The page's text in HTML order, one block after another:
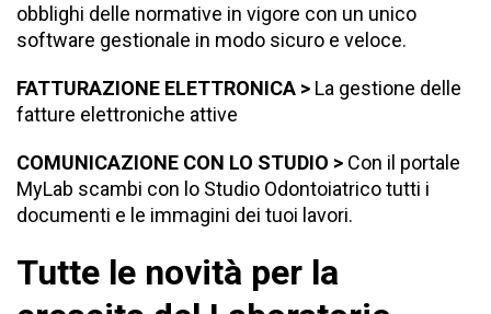
obblighi delle normative in vigore con un unico
software gestionale in modo sicuro e veloce.
FATTURAZIONE ELETTRONICA > La gestione delle
fatture elettroniche attive
COMUNICAZIONE CON LO STUDIO > Con il portale
MyLab scambi con lo Studio Odontoiatrico tutti i
documenti e le immagini dei tuoi lavori.
Tutte le novità per la